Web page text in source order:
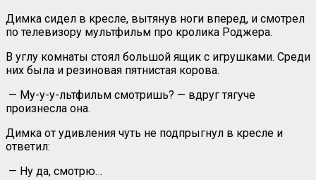
Димка сидел в кресле, вытянув ноги вперед, и смотрел
по телевизору мультфильм про кролика Роджера.
В углу комнаты стоял большой ящик с игрушками. Среди
них была и резиновая пятнистая корова.
— Му-у-у-льтфильм смотришь? — вдруг тягуче
произнесла она.
Димка от удивления чуть не подпрыгнул в кресле и
ответил:
— Ну да, смотрю…